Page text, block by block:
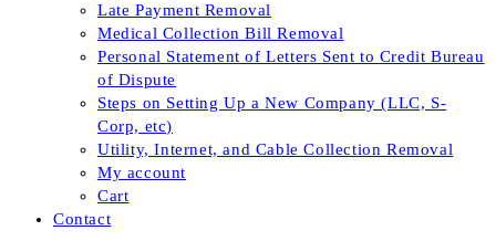
Late Payment Removal
Medical Collection Bill Removal
Personal Statement of Letters Sent to Credit Bureau
of Dispute
Steps on Setting Up a New Company (LLC, S-
Corp, etc)
Utility, Internet, and Cable Collection Removal
My account
Cart
Contact